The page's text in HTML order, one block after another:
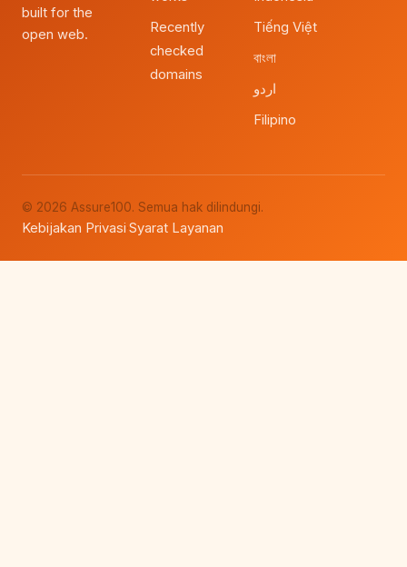
built for the
open web.
Recently
checked
domains
Tiếng Việt
বাংলা
اردو
Filipino
© 2026 Assure100. Semua hak dilindungi.
Kebijakan Privasi·Syarat Layanan